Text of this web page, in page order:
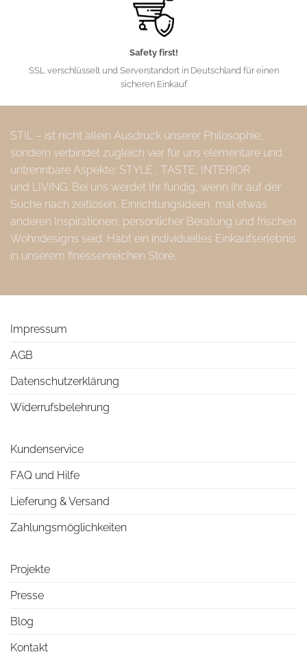
Safety first!
SSL verschlüsselt und Serverstandort in Deutschland für einen
sicheren Einkauf
STIL – ist nicht allein Ausdruck unserer Philosophie,
sondern verbindet zugleich vier für uns elementare und
untrennbare Aspekte: STYLE , TASTE, INTERIOR
und LIVING. Bei uns werdet Ihr fündig, wenn Ihr auf der
Suche nach zeitlosen, Einrichtungsideen, mal etwas
anderen Inspirationen, persönlicher Beratung und frischen
Wohndesigns seid. Habt ein individuelles Einkaufserlebnis
in unserem finessenreichen Store.
Impressum
AGB
Datenschutzerklärung
Widerrufsbelehrung
Kundenservice
FAQ und Hilfe
Lieferung & Versand
Zahlungsmöglichkeiten
Projekte
Presse
Blog
Kontakt